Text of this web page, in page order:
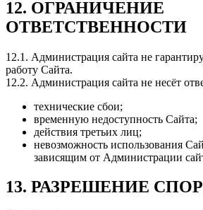
12. ОГРАНИЧЕНИЕ
ОТВЕТСТВЕННОСТИ
12.1. Администрация сайта не
работу Сайта.
12.2. Администрация сайта не несёт
технические сбои;
временную недоступность Сайта;
действия третьих лиц;
невозможность использования
зависящим от Администрации
13. РАЗРЕШЕНИЕ